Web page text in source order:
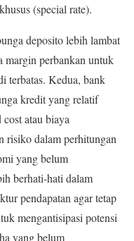
(special rate).
deposito lebih lambat
margin perbankan untuk
terbatas. Kedua, bank
kredit yang relatif
atau biaya
risiko dalam perhitungan
yang belum
berhati-hati dalam
pendapatan agar tetap
mengantisipasi potensi
yang belum